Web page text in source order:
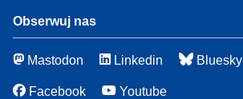
Obserwuj nas
Mastodon Linkedin Bluesky
Facebook Youtube